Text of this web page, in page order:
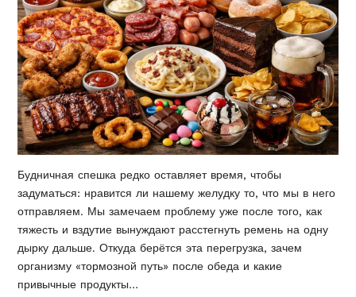
Будничная спешка редко оставляет время, чтобы
задуматься: нравится ли нашему желудку то, что мы в него
отправляем. Мы замечаем проблему уже после того, как
тяжесть и вздутие вынуждают расстегнуть ремень на одну
дырку дальше. Откуда берётся эта перегрузка, зачем
организму «тормозной путь» после обеда и какие
привычные продукты…